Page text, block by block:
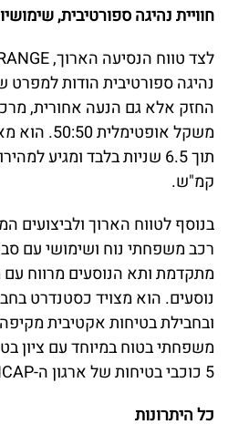
חוויית נהיגה ספורטיבית,
נהיגה ספורטיבית הודות
החזק אלא גם הנעה אחורית,
משקל
קמ"ש.
בנוסף לטווח הארוך ולביצועים
רכב משפחתי נוח ושימושי עם
מתקדמת ותא הנוסעים מרווח
נוסעים. הוא מצויד כסטנדרט
ובחבילת בטיחות אקטיבית
5 כוכבי בטיחות של ארגון ה-EURO NCAP.
כל היתרונות